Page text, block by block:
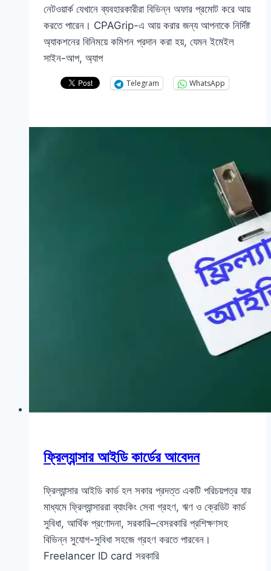
নেটওয়ার্ক যেখানে ব্যবহারকারীরা বিভিন্ন অফার প্রমোট করে আয়
করতে পারেন। CPAGrip-এ আয় করার জন্য আপনাকে নির্দিষ্ট
অ্যাকশনের বিনিময়ে কমিশন প্রদান করা হয়, যেমন ইমেইল
সাইন-আপ, অ্যাপ
Telegram WhatsApp
ফ্রিল্যান্সার আইডি কার্ডের আবেদন
ফ্রিল্যান্সার আইডি কার্ড হল সকার প্রদত্ত একটি পরিচয়পত্র যার
মাধ্যমে ফ্রিল্যান্সাররা ব্যাংকিং সেবা গ্রহণ, ঋণ ও ক্রেডিট কার্ড
সুবিধা, আর্থিক প্রণোদনা, সরকারি–বেসরকারি প্রশিক্ষণসহ
বিভিন্ন সুযোগ-সুবিধা সহজে গ্রহণ করতে পারবেন।
Freelancer ID card সরকারি